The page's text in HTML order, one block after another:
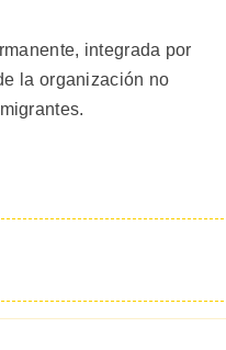
integrada por
la organización no